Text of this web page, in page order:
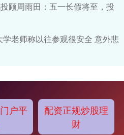
顾周雨田：五一长假将至，投
老师称以往参观很安全 意外悲
户平
配资正规炒股理
财